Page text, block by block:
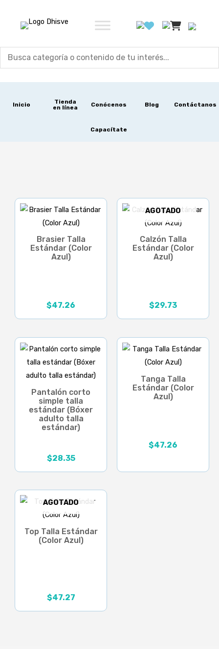
contenido
Inicio
Tienda
en línea
Conócenos Blog Contáctanos
Capacítate
Brasier Talla
Estándar (Color
Azul)
$47.26
AGOTADO
Calzón Talla
Estándar (Color
Azul)
$29.73
Pantalón corto
simple talla
estándar (Bóxer
adulto talla
estándar)
$28.35
Tanga Talla
Estándar (Color
Azul)
$47.26
AGOTADO
Top Talla Estándar
(Color Azul)
$47.27